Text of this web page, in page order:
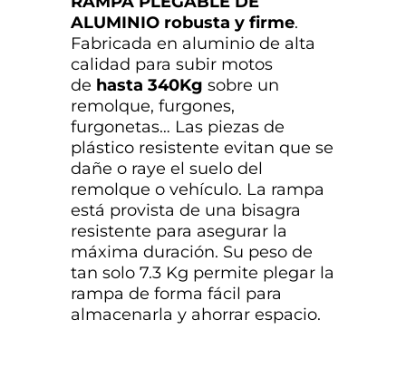
ALUMINIO robusta y firme.
Fabricada en aluminio de alta
calidad para subir motos
de hasta 340Kg sobre un
remolque, furgones,
furgonetas… Las piezas de
plástico resistente evitan que se
dañe o raye el suelo del
remolque o vehículo. La rampa
está provista de una bisagra
resistente para asegurar la
máxima duración. Su peso de
tan solo 7.3 Kg permite plegar la
rampa de forma fácil para
almacenarla y ahorrar espacio.